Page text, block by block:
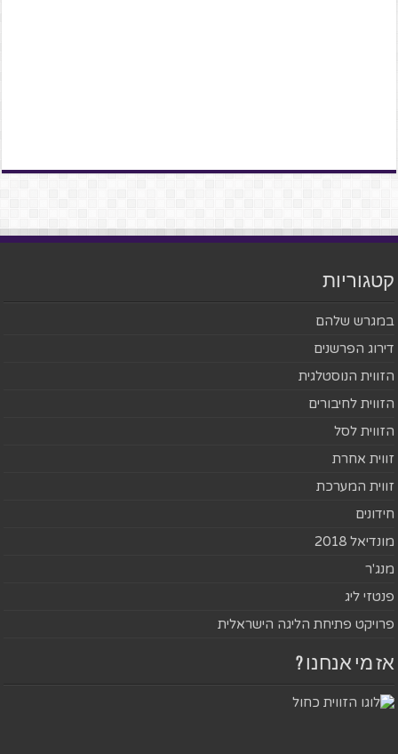
קטגוריות
במגרש שלהם
דירוג הפרשנים
הזווית הנוסטלגית
הזווית לחיבורים
הזווית לסל
זווית אחרת
זווית המערכת
חידונים
מונדיאל 2018
מנג'ר
פנטזי ליג
פרויקט פתיחת הליגה הישראלית
אז מי אנחנו ?